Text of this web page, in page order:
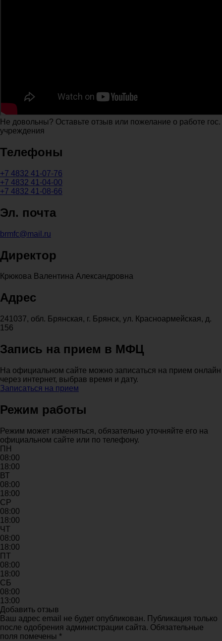
Не довольны? Оставьте отзыв или пожелание о работе гос.
учреждения
Телефоны
+7 4832 41-07-76
+7 4832 41-04-00
+7 4832 41-08-66
Эл. почта
brmfc@mail.ru
Директор
Крюкова Валентина Александровна
Адрес
241037, обл. Брянская, г. Брянск, ул. Красноармейская, д.
156
Запись на прием в МФЦ
На официальном сайте можно записаться на прием онлайн
через интернет, выбрав время и дату.
Записаться на прием
Режим работы
Режим может изменяться, обязательно уточняйте его на
официальном сайте или по телефону.
ПН
08:00
18:00
ВТ
08:00
18:00
СР
08:00
18:00
ЧТ
08:00
18:00
ПТ
08:00
18:00
СБ
08:00
13:00
Добавить отзыв
Ваш адрес email не будет опубликован. Публикация только
после одобрения администрации сайта. Обязательные
поля помечены *